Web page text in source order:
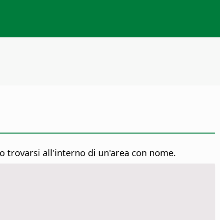
trovarsi all'interno di un'area con nome.